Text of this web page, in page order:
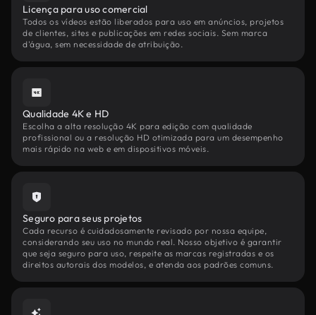
Licença para uso comercial
Todos os vídeos estão liberados para uso em anúncios, projetos
de clientes, sites e publicações em redes sociais. Sem marca
d'água, sem necessidade de atribuição.
Qualidade 4K e HD
Escolha a alta resolução 4K para edição com qualidade
profissional ou a resolução HD otimizada para um desempenho
mais rápido na web e em dispositivos móveis.
Seguro para seus projetos
Cada recurso é cuidadosamente revisado por nossa equipe,
considerando seu uso no mundo real. Nosso objetivo é garantir
que seja seguro para uso, respeite as marcas registradas e os
direitos autorais dos modelos, e atenda aos padrões comuns.